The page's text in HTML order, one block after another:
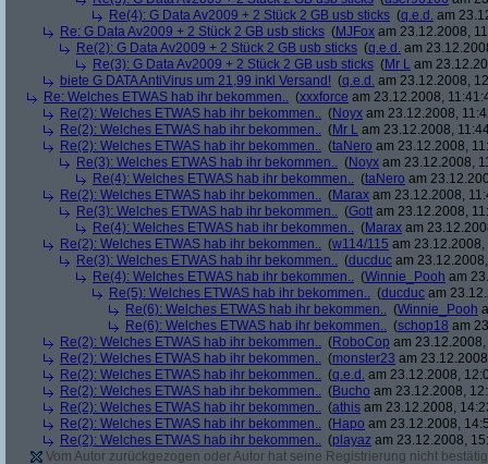
Re(4): G Data Av2009 + 2 Stück 2 GB usb sticks (q.e.d. am
Re: G Data Av2009 + 2 Stück 2 GB usb sticks (MJFox am 23.12.2008,
Re(2): G Data Av2009 + 2 Stück 2 GB usb sticks (q.e.d. am
Re(3): G Data Av2009 + 2 Stück 2 GB usb sticks (Mr L am
biete G DATA AntiVirus um 21,99 inkl Versand! (q.e.d. am 23.12.2008,
Re: Welches ETWAS hab ihr bekommen.. (xxxforce am 23.12.2008,
Re(2): Welches ETWAS hab ihr bekommen.. (Noyx am 23.12.2008,
Re(2): Welches ETWAS hab ihr bekommen.. (Mr L am 23.12.2008,
Re(2): Welches ETWAS hab ihr bekommen.. (taNero am 23.12.2008,
Re(3): Welches ETWAS hab ihr bekommen.. (Noyx am 23.12.2008,
Re(4): Welches ETWAS hab ihr bekommen.. (taNero am
Re(2): Welches ETWAS hab ihr bekommen.. (Marax am 23.12.2008,
Re(3): Welches ETWAS hab ihr bekommen.. (Gott am 23.12.2008,
Re(4): Welches ETWAS hab ihr bekommen.. (Marax am
Re(2): Welches ETWAS hab ihr bekommen.. (w114/115 am 23.12.2008,
Re(3): Welches ETWAS hab ihr bekommen.. (ducduc am
Re(4): Welches ETWAS hab ihr bekommen.. (Winnie_Pooh am
Re(5): Welches ETWAS hab ihr bekommen.. (ducduc am
Re(6): Welches ETWAS hab ihr bekommen.. (Winnie_Pooh
Re(6): Welches ETWAS hab ihr bekommen.. (schop18 am
Re(2): Welches ETWAS hab ihr bekommen.. (RoboCop am
Re(2): Welches ETWAS hab ihr bekommen.. (monster23 am
Re(2): Welches ETWAS hab ihr bekommen.. (q.e.d. am 23.12.2008,
Re(2): Welches ETWAS hab ihr bekommen.. (Bucho am 23.12.2008,
Re(2): Welches ETWAS hab ihr bekommen.. (athis am 23.12.2008,
Re(2): Welches ETWAS hab ihr bekommen.. (Hapo am 23.12.2008,
Re(2): Welches ETWAS hab ihr bekommen.. (playaz am 23.12.2008,
Vom Autor zurückgezogen oder Autor hat seine Registrierung nicht